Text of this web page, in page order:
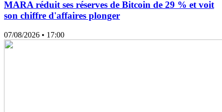
MARA réduit ses réserves de Bitcoin de 29 % et voit
son chiffre d'affaires plonger
07/08/2026 • 17:00